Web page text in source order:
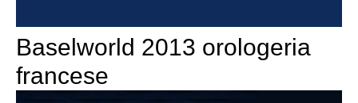
Baselworld 2013 orologeria
francese